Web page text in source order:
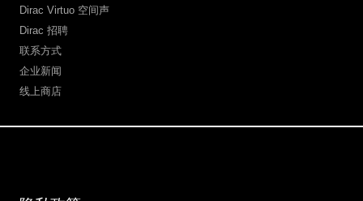
Dirac Virtuo 空间声
Dirac 招聘
联系方式
企业新闻
线上商店